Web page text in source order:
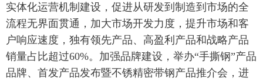
实体化运营机制建设，促进从研发到制造到市场的全
流程无界面贯通，加大市场开发力度，提升市场和客
户响应速度，独有领先产品、高盈利产品和战略产品
销量占比超过60%。加强品牌建设，举办“手撕钢”产品
品牌、首发产品发布暨不锈精密带钢产品推介会，进